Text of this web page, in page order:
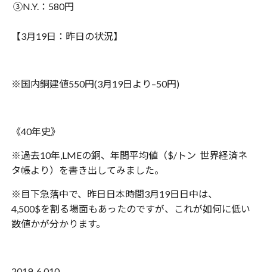
③N.Y.：580円
【3月19日：昨日の状況】
※国内銅建値550円(3月19日より–50円)
《40年史》
※過去10年,LMEの銅、年間平均値（$/トン 世界経済ネ
タ帳より）を書き出してみました。
※目下急落中で、昨日日本時間3月19日日中は、
4,500$を割る場面もあったのですが、これが如何に低い
数値かが分かります。